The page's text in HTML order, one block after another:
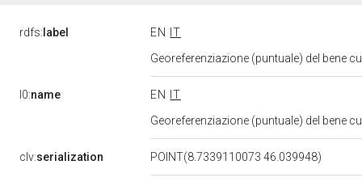
rdfs: label EN
IT
Georeferenziazione (puntuale) del bene
l0:name EN
IT
Georeferenziazione (puntuale) del bene
clv:serialization POINT(8.7339110073 46.039948)